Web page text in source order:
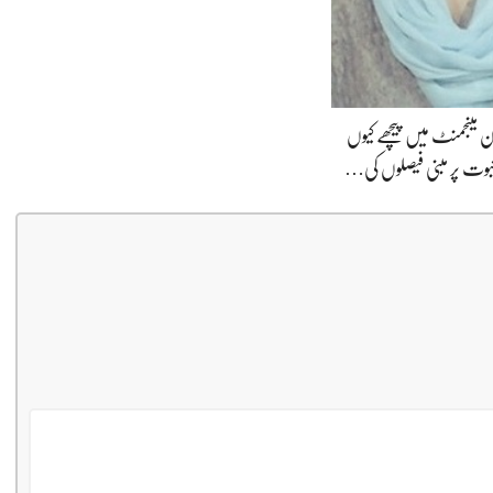
مینجمنٹ میں پیچھے کیوں
پر مبنی فیصلوں کی…